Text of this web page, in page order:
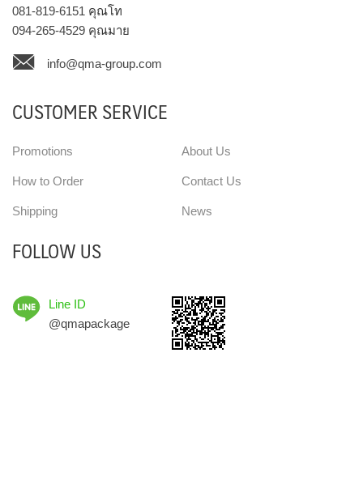
081-819-6151 คุณโท
094-265-4529 คุณมาย
info@qma-group.com
CUSTOMER SERVICE
Promotions
How to Order
Shipping
About Us
Contact Us
News
FOLLOW US
Line ID
@qmapackage